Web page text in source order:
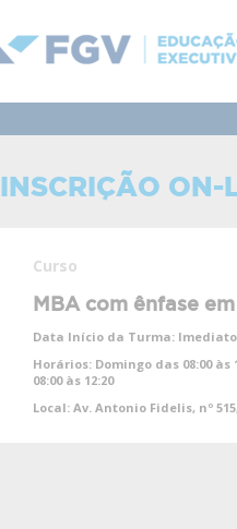
INSCRIÇÃO ON-
Curso
MBA com ênfase
Data Início da Turma: Imediato
Horários: Domingo das 08:00
08:00 às 12:20
Local: Av. Antonio Fidelis, nº